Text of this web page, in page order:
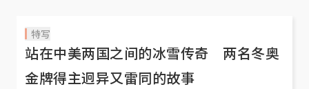
特写
站在中美两国之间的冰雪传奇 两名冬奥
金牌得主迥异又雷同的故事